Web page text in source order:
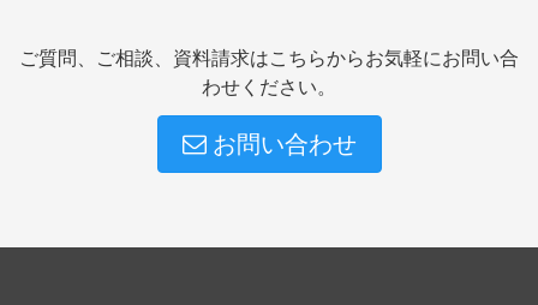
ご質問、ご相談、資料請求はこちらからお気軽にお問い合
わせください。
お問い合わせ